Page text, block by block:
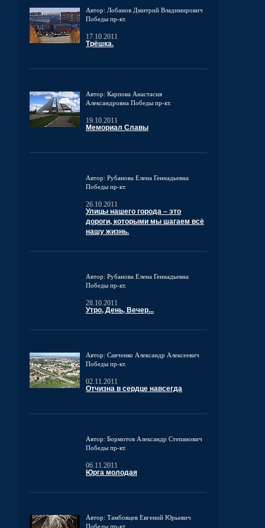
Автор: Лобанов Дмитрий Владимирович
Победы пр-кт.
17.10.2011
Трёшка.
Автор: Карпова Анастасия
Александровна Победы пр-кт.
19.10.2011
Мемориал Славы
Автор: Рубанова Елена Геннадьевна
Победы пр-кт.
26.10.2011
Улицы нашего города – это
дороги, которыми мы шагаем всё
нашу жизнь.
Автор: Рубанова Елена Геннадьевна
Победы пр-кт.
28.10.2011
Утро, День, Вечер...
Автор: Савченко Александр Алексеевич
Победы пр-кт.
02.11.2011
Отчизна в сердце навсегда
Автор: Бормотов Александр Степанович
Победы пр-кт.
06.11.2011
Юрга молодая
Автор: Тамбовцев Евгений Юрьевич
Победы пр-кт.